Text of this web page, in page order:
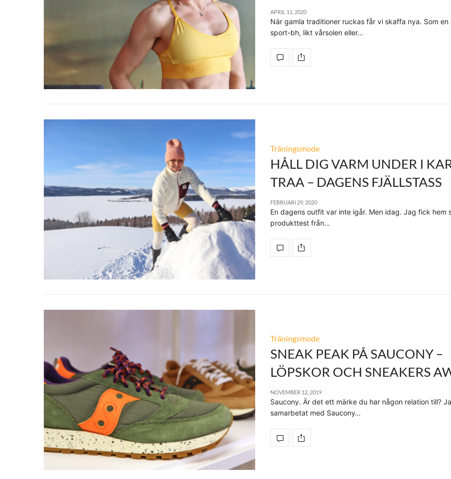
APRIL 11, 2020
När gamla traditioner ruckas får vi skaffa nya. Som en
sport-bh, likt vårsolen eller…
Träningsmode
HÅLL DIG VARM UNDER I
TRAA – DAGENS FJÄLLSTASS
FEBRUARI 29, 2020
En dagens outfit var inte igår. Men idag. Jag fick hem
produkttest från…
Träningsmode
SNEAK PEAK PÅ SAUCONY –
LÖPSKOR OCH SNEAKERS
NOVEMBER 12, 2019
Saucony. Är det ett märke du har någon relation till?
samarbetat med Saucony…